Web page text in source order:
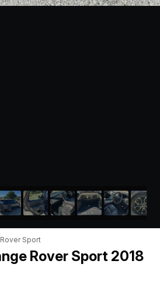
Sport
Rover Sport 2018